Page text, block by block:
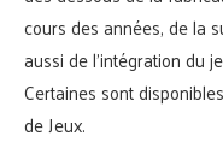
cours des années, de la
aussi de l’intégration du
Certaines sont
de Jeux.